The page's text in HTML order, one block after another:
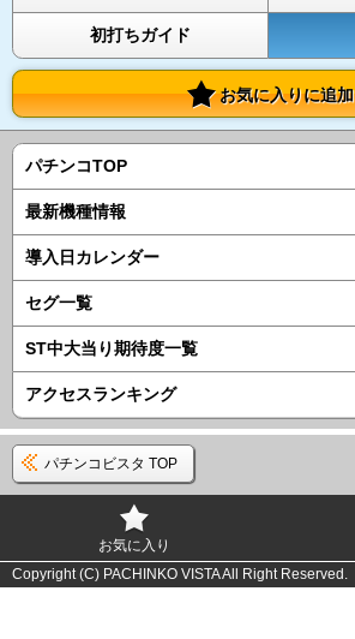
初打ちガイド
お気に入りに追加
パチンコTOP
最新機種情報
導入日カレンダー
セグ一覧
ST中大当り期待度一覧
アクセスランキング
パチンコビスタ TOP
お気に入り
Copyright (C) PACHINKO VISTA All Right Reserved.